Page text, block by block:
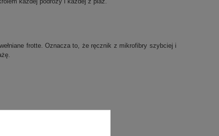
frotte. Oznacza to, że ręcznik z mikrofibry szybciej i